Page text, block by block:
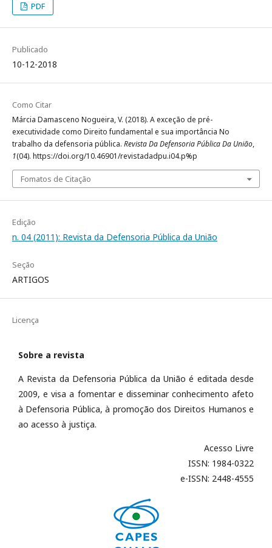
PDF
Publicado
10-12-2018
Como Citar
Márcia Damasceno Nogueira, V. (2018). A exceção de pré-
executividade como Direito fundamental e sua importância No
trabalho da defensoria pública. Revista Da Defensoria Pública Da União,
1(04). https://doi.org/10.46901/revistadadpu.i04.p%p
Fomatos de Citação
Edição
n. 04 (2011): Revista da Defensoria Pública da União
Seção
ARTIGOS
Licença
Sobre a revista
A Revista da Defensoria Pública da União é editada desde
2009, e visa a fomentar e disseminar conhecimento afeto
à Defensoria Pública, à promoção dos Direitos Humanos e
ao acesso à justiça.
Acesso Livre
ISSN: 1984-0322
e-ISSN: 2448-4555